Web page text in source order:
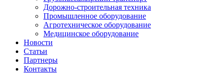
Дорожно-строительная техника
Промышленное оборудование
Агротехническое оборудование
Медицинское оборудование
Новости
Статьи
Партнеры
Контакты